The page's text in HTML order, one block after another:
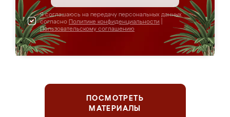
Я соглашаюсь на передачу персональных данных
согласно Политике конфиденциальности
Пользовательскому соглашению
ПОСМОТРЕТЬ
МАТЕРИАЛЫ